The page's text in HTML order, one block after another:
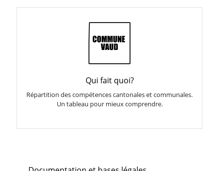
Qui fait quoi?
Répartition des compétences cantonales et communales.
Un tableau pour mieux comprendre.